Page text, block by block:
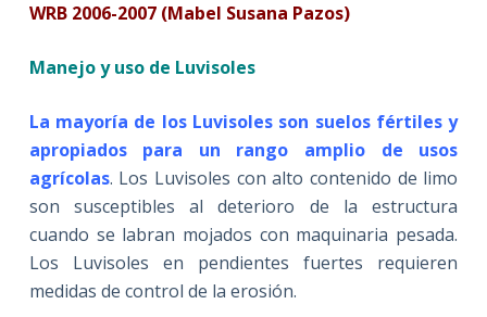
WRB 2006-2007 (Mabel Susana Pazos)
Manejo y uso de Luvisoles
La mayoría de los Luvisoles son suelos fértiles y
apropiados para un rango amplio de usos
agrícolas. Los Luvisoles con alto contenido de limo
son susceptibles al deterioro de la estructura
cuando se labran mojados con maquinaria pesada.
Los Luvisoles en pendientes fuertes requieren
medidas de control de la erosión.